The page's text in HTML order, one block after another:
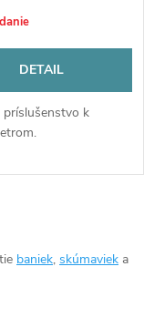
DETAIL
príslušenstvo k
baniek, skúmaviek a